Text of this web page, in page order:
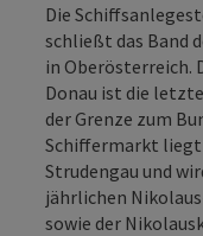
Die
schließt das Band
in Oberösterreich.
Donau ist die
der Grenze zum
Schiffermarkt
Strudengau und
jährlichen
sowie der